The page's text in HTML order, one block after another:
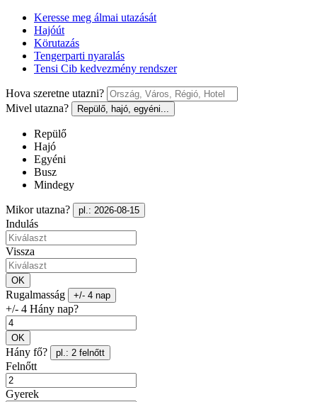
Keresse meg álmai utazását
Hajóút
Körutazás
Tengerparti nyaralás
Tensi Cib kedvezmény rendszer
Hova szeretne utazni?
Mivel utazna?
Repülő, hajó, egyéni...
Repülő
Hajó
Egyéni
Busz
Mindegy
Mikor utazna? pl.: 2026-08-15
Indulás
Vissza
OK
Rugalmasság +/- 4 nap
+/- 4 Hány nap?
OK
Hány fő? pl.: 2 felnőtt
Felnőtt
Gyerek